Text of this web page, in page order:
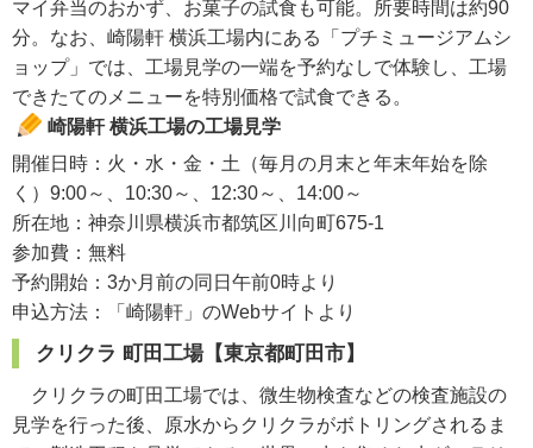
マイ弁当のおかず、お菓子の試食も可能。所要時間は約90
分。なお、崎陽軒 横浜工場内にある「プチミュージアムシ
ョップ」では、工場見学の一端を予約なしで体験し、工場
できたてのメニューを特別価格で試食できる。
崎陽軒 横浜工場の工場見学
開催日時：火・水・金・土（毎月の月末と年末年始を除
く）9:00～、10:30～、12:30～、14:00～
所在地：神奈川県横浜市都筑区川向町675-1
参加費：無料
予約開始：3か月前の同日午前0時より
申込方法：「崎陽軒」のWebサイトより
クリクラ 町田工場【東京都町田市】
クリクラの町田工場では、微生物検査などの検査施設の
見学を行った後、原水からクリクラがボトリングされるま